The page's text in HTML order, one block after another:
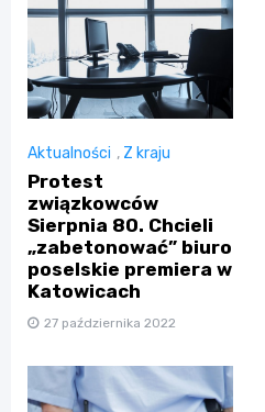
Aktualności , Z kraju
Protest
związkowców
Sierpnia 80. Chcieli
„zabetonować” biuro
poselskie premiera w
Katowicach
27 października 2022